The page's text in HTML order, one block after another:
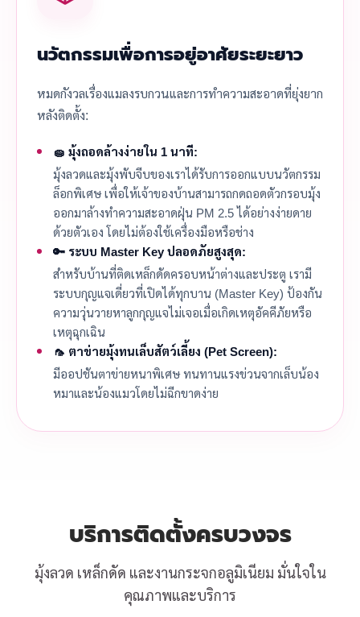
นวัตกรรมเพื่อการอยู่อาศัยระยะยาว
หมดกังวลเรื่องแมลงรบกวนและการทำความสะอาดที่ยุ่งยาก
หลังติดตั้ง:
🧽 มุ้งถอดล้างง่ายใน 1 นาที:
มุ้งลวดและมุ้งพับจีบของเราได้รับการออกแบบนวัตกรรม
ล็อกพิเศษ เพื่อให้เจ้าของบ้านสามารถกดถอดตัวกรอบมุ้ง
ออกมาล้างทำความสะอาดฝุ่น PM 2.5 ได้อย่างง่ายดาย
ด้วยตัวเอง โดยไม่ต้องใช้เครื่องมือหรือช่าง
🔑 ระบบ Master Key ปลอดภัยสูงสุด:
สำหรับบ้านที่ติดเหล็กดัดครอบหน้าต่างและประตู เรามี
ระบบกุญแจเดี่ยวที่เปิดได้ทุกบาน (Master Key) ป้องกัน
ความวุ่นวายหาลูกกุญแจไม่เจอเมื่อเกิดเหตุอัคคีภัยหรือ
เหตุฉุกเฉิน
🦟 ตาข่ายมุ้งทนเล็บสัตว์เลี้ยง (Pet Screen):
มีออปชันตาข่ายหนาพิเศษ ทนทานแรงข่วนจากเล็บน้อง
หมาและน้องแมวโดยไม่ฉีกขาดง่าย
บริการติดตั้งครบวงจร
มุ้งลวด เหล็กดัด และงานกระจกอลูมิเนียม มั่นใจใน
คุณภาพและบริการ